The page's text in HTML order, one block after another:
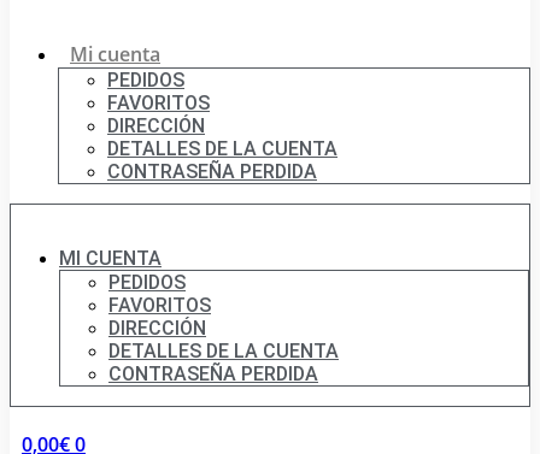
Mi cuenta
PEDIDOS
FAVORITOS
DIRECCIÓN
DETALLES DE LA CUENTA
CONTRASEÑA PERDIDA
MI CUENTA
PEDIDOS
FAVORITOS
DIRECCIÓN
DETALLES DE LA CUENTA
CONTRASEÑA PERDIDA
0,00€0